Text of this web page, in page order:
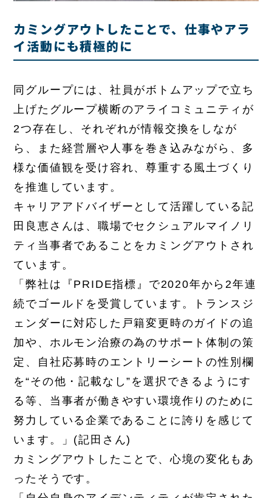
カミングアウトしたことで、仕事やアラ
イ活動にも積極的に
同グループには、社員がボトムアップで立ち
上げたグループ横断のアライコミュニティが
2つ存在し、それぞれが情報交換をしなが
ら、また経営層や人事を巻き込みながら、多
様な価値観を受け容れ、尊重する風土づくり
を推進しています。
キャリアアドバイザーとして活躍している記
田良恵さんは、職場でセクシュアルマイノリ
ティ当事者であることをカミングアウトされ
ています。
「弊社は『PRIDE指標』で2020年から2年連
続でゴールドを受賞しています。トランスジ
ェンダーに対応した戸籍変更時のガイドの追
加や、ホルモン治療の為のサポート体制の策
定、自社応募時のエントリーシートの性別欄
を“その他・記載なし”を選択できるようにす
る等、当事者が働きやすい環境作りのために
努力している企業であることに誇りを感じて
います。」(記田さん)
カミングアウトしたことで、心境の変化もあ
ったそうです。